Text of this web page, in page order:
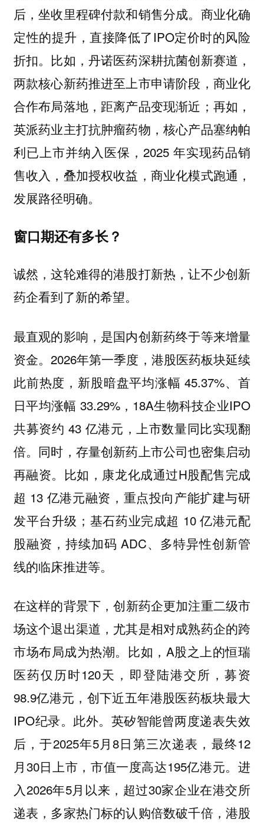
后，坐收里程碑付款和销售分成。商业化确
定性的提升，直接降低了IPO定价时的风险
折扣。比如，丹诺医药深耕抗菌创新赛道，
两款核心新药推进至上市申请阶段，商业化
合作布局落地，距离产品变现渐近；再如，
英派药业主打抗肿瘤药物，核心产品塞纳帕
利已上市并纳入医保，2025 年实现药品销
售收入，叠加授权收益，商业化模式跑通，
发展路径明确。
窗口期还有多长？
诚然，这轮难得的港股打新热，让不少创新
药企看到了新的希望。
最直观的影响，是国内创新药终于等来增量
资金。2026年第一季度，港股医药板块延续
此前热度，新股暗盘平均涨幅 45.37%、首
日平均涨幅 33.29%，18A生物科技企业IPO
共募资约 43 亿港元，上市数量同比实现翻
倍。同时，存量创新药上市公司也密集启动
再融资。比如，康龙化成通过H股配售完成
超 13 亿港元融资，重点投向产能扩建与研
发平台升级；基石药业完成超 10 亿港元配
股融资，持续加码 ADC、多特异性创新管
线的临床推进等。
在这样的背景下，创新药企更加注重二级市
场这个退出渠道，尤其是相对成熟药企的跨
市场布局成为热潮。 比如，A股之上的恒瑞
医药仅历时120天，即登陆港交所，募资
98.9亿港元，创下近五年港股医药板块最大
IPO纪录。此外。英矽智能曾两度递表失效
后，于2025年5月8日第三次递表，最终12
月30日上市，市值一度高达195亿港元。进
入2026年5月以来，超过30家企业在港交所
递表，多家热门标的认购倍数破千倍，港股